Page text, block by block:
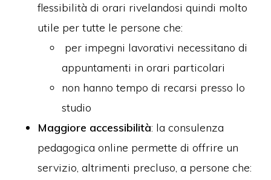
flessibilità di orari rivelandosi quindi molto
utile per tutte le persone che:
per impegni lavorativi necessitano di
appuntamenti in orari particolari
non hanno tempo di recarsi presso lo
studio
Maggiore accessibilità: la consulenza
pedagogica online permette di offrire un
servizio, altrimenti precluso, a persone che: